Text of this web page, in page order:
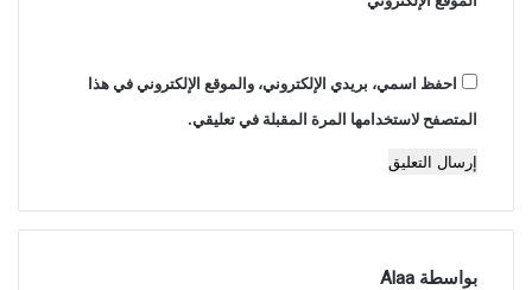
احفظ اسمي، بريدي الإلكتروني، والموقع الإلكتروني في هذا
المتصفح لاستخدامها المرة المقبلة في تعليقي.
بواسطة Alaa